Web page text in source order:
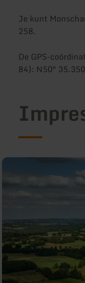
Je kunt
258.
De GPS-
84): N50°